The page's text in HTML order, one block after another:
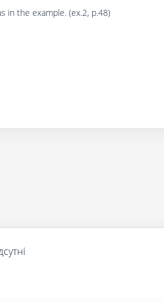
in the example. (ex.2, p.48)